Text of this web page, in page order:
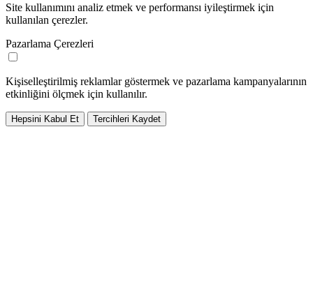
Site kullanımını analiz etmek ve performansı iyileştirmek için
kullanılan çerezler.
Pazarlama Çerezleri
Kişiselleştirilmiş reklamlar göstermek ve pazarlama kampanyalarının
etkinliğini ölçmek için kullanılır.
Hepsini Kabul Et Tercihleri Kaydet